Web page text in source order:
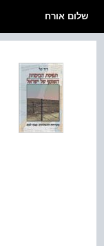
שלום אורח